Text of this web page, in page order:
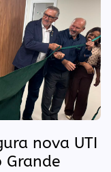
nova UTI
Grande